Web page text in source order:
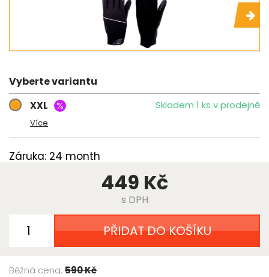
Vyberte variantu
XXL % Skladem 1 ks v prodejně
Více
Záruka: 24 month
449 Kč
s DPH
PŘIDAT DO KOŠÍKU
Běžná cena: 590 Kč